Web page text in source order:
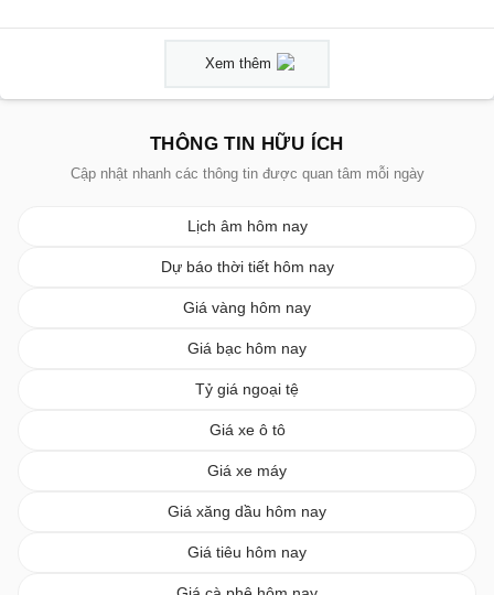
Xem thêm
THÔNG TIN HỮU ÍCH
Cập nhật nhanh các thông tin được quan tâm mỗi ngày
Lịch âm hôm nay
Dự báo thời tiết hôm nay
Giá vàng hôm nay
Giá bạc hôm nay
Tỷ giá ngoại tệ
Giá xe ô tô
Giá xe máy
Giá xăng dầu hôm nay
Giá tiêu hôm nay